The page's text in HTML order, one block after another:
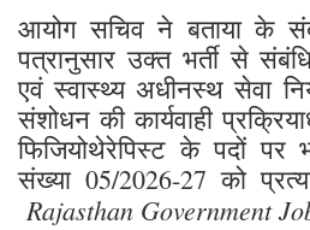
आयोग सचिव ने बताया के
पत्रानुसार उक्त भर्ती से
एवं स्वास्थ्य अधीनस्थ सेवा
संशोधन की कार्यवाही
फिजियोथेरेपिस्ट के पदों पर
संख्या 05/2026-27 को
Rajasthan Government